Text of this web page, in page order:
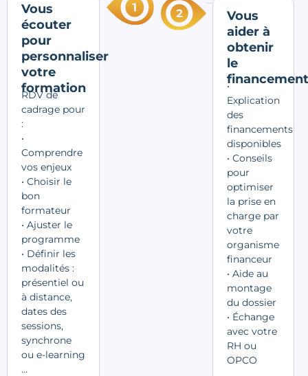
Vous
écouter
pour
personnaliser
votre
formation
RDV de
cadrage pour
:
•
Comprendre
vos enjeux
• Choisir le
bon
formateur
• Ajuster le
programme
• Définir les
modalités :
présentiel ou
à distance,
dates des
sessions,
synchrone
ou e-learning
…
Vous
aider à
obtenir
le
financement
•
Explication
des
financements
disponibles
• Conseils
pour
optimiser
la prise en
charge par
votre
organisme
financeur
• Aide au
montage
du dossier
• Échange
avec votre
RH ou
OPCO